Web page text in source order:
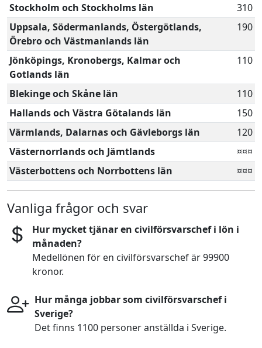
Stockholm och Stockholms län
310
Uppsala, Södermanlands, Östergötlands,
Örebro och Västmanlands län
190
Jönköpings, Kronobergs, Kalmar och
Gotlands län
110
Blekinge och Skåne län
110
Hallands och Västra Götalands län
150
Värmlands, Dalarnas och Gävleborgs län
120
Västernorrlands och Jämtlands
¤¤¤
Västerbottens och Norrbottens län
¤¤¤
Vanliga frågor och svar
Hur mycket tjänar en civilförsvarschef i lön i
månaden?
Medellönen för en civilförsvarschef är 99900
kronor.
Hur många jobbar som civilförsvarschef i
Sverige?
Det finns 1100 personer anställda i Sverige.